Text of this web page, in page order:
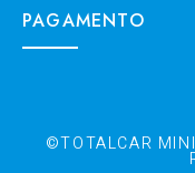
PAGAMENTO
©TOTALCAR